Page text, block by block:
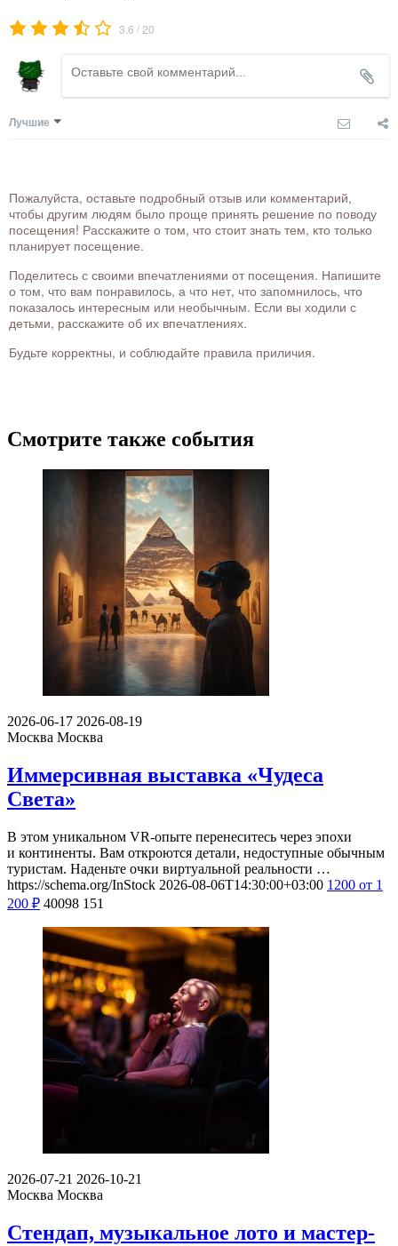
3.6 /20
Лучшие
Пожалуйста, оставьте подробный отзыв или комментарий,
чтобы другим людям было проще принять решение по поводу
посещения! Расскажите о том, что стоит знать тем, кто только
планирует посещение.
Поделитесь с своими впечатлениями от посещения. Напишите
о том, что вам понравилось, а что нет, что запомнилось, что
показалось интересным или необычным. Если вы ходили с
детьми, расскажите об их впечатлениях.
Будьте корректны, и соблюдайте правила приличия.
Смотрите также события
2026-06-17 2026-08-19
Москва Москва
Иммерсивная выставка «Чудеса
Света»
В этом уникальном VR-опыте перенеситесь через эпохи
и континенты. Вам откроются детали, недоступные обычным
туристам. Наденьте очки виртуальной реальности …
https://schema.org/InStock 2026-08-06T14:30:00+03:00 1200 от 1
200 ₽ 40098 151
2026-07-21 2026-10-21
Москва Москва
Стендап, музыкальное лото и мастер-